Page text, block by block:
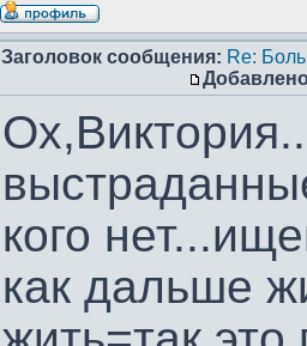
Заголовок сообщения: Re: Боль
кого
как дальше